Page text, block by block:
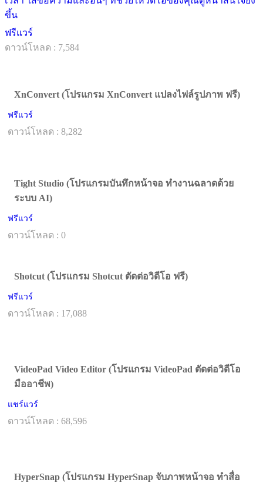
ขึ้น
ฟรีแวร์
ดาวน์โหลด : 7,584
XnConvert (โปรแกรม XnConvert แปลงไฟล์รูปภาพ ฟรี)
ฟรีแวร์
ดาวน์โหลด : 8,282
Tight Studio (โปรแกรมบันทึกหน้าจอ ทำงานฉลาดด้วย
ระบบ AI)
ฟรีแวร์
ดาวน์โหลด : 0
Shotcut (โปรแกรม Shotcut ตัดต่อวิดีโอ ฟรี)
ฟรีแวร์
ดาวน์โหลด : 17,088
VideoPad Video Editor (โปรแกรม VideoPad ตัดต่อวิดีโอ
มืออาชีพ)
แชร์แวร์
ดาวน์โหลด : 68,596
HyperSnap (โปรแกรม HyperSnap จับภาพหน้าจอ ทำสื่อ